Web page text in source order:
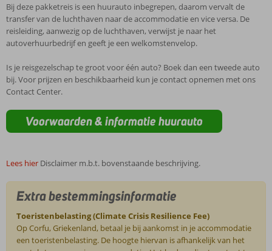
Bij deze pakketreis is een huurauto inbegrepen, daarom vervalt de
transfer van de luchthaven naar de accommodatie en vice versa. De
reisleiding, aanwezig op de luchthaven, verwijst je naar het
autoverhuurbedrijf en geeft je een welkomstenvelop.
Is je reisgezelschap te groot voor één auto? Boek dan een tweede auto
bij. Voor prijzen en beschikbaarheid kun je contact opnemen met ons
Contact Center.
Voorwaarden & informatie huurauto
Lees hier Disclaimer m.b.t. bovenstaande beschrijving.
Extra bestemmingsinformatie
Toeristenbelasting (Climate Crisis Resilience Fee)
Op Corfu, Griekenland, betaal je bij aankomst in je accommodatie
een toeristenbelasting. De hoogte hiervan is afhankelijk van het